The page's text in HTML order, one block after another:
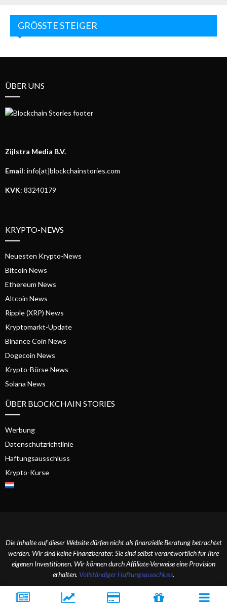
GRÖSSTE STEIGER
ÜBER UNS
Zijlstra Media B.V.
Email: info[at]blockchainstories.com
KVK: 83240179
KRYPTO-NEWS
Neuesten Krypto-News
Bitcoin News
Ethereum News
Altcoin News
Ripple (XRP) News
Kryptomarkt-Update
Binance Coin News
Dogecoin News
Krypto-Börse News
Solana News
ÜBER BLOCKCHAIN STORIES
Werbung
Datenschutzrichtlinie
Haftungsausschluss
Krypto-Kurse
Die Inhalte auf dieser Website dürfen nicht als finanzielle Beratung betrachtet
werden. Wir sind keine Finanzberater. Sie sind selbst verantwortlich für Ihre
eigenen Investitionen. Wir können durch Affiliate-Verweise eine Provision
erhalten. Vollständiger Haftungsausschluss.